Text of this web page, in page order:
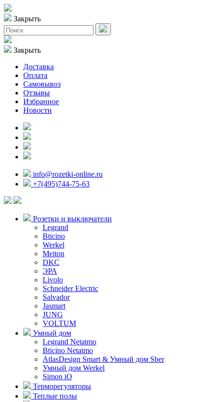
Закрыть
Закрыть
Доставка
Оплата
Самовывоз
Отзывы
Избранное
Новости
info@rozetki-online.ru
+7(495)744-75-63
Розетки и выключатели
Legrand
Bticino
Werkel
Meiton
DKC
ЭРА
Livolo
Schneider Electric
Salvador
Jasmart
JUNG
VOLTUM
Умный дом
Legrand Netatmo
Bticino Netatmo
AtlasDesign Smart & Умный дом Sber
Умный дом Werkel
Simon iO
Терморегуляторы
Теплые полы